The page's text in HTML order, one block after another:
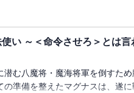
い ～＜命令させろ＞とは
潜む八魔将・魔海将軍を倒すた
の準備を整えたマグナスは、遂に